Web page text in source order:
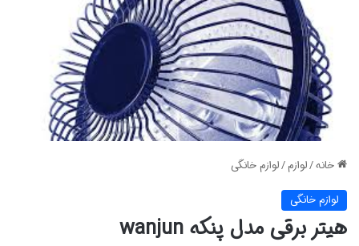
خانه/لوازم/لوازم خانگی
لوازم خانگی
هیتر برقی مدل پنکه wanjun